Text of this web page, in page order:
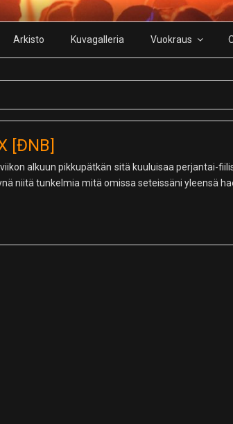
Arkisto Kuvagalleria Vuokraus
[ĐNB]
alkuun pikkupätkän sitä kuuluisaa perjantai-
niitä tunkelmia mitä omissa seteissäni yleensä